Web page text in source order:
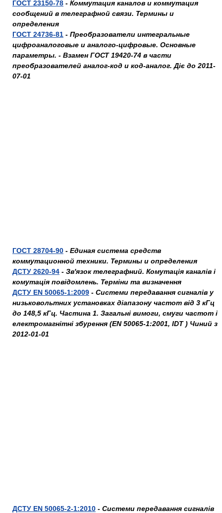
ГОСТ 23150-78 - Коммутация каналов и коммутация
сообщений в телеграфной связи. Термины и
определения
ГОСТ 24736-81 - Преобразователи интегральные
цифроаналоговые и аналого-цифровые. Основные
параметры. - Взамен ГОСТ 19420-74 в части
преобразователей аналог-код и код-аналог. Діє до 2011-
07-01
ГОСТ 28704-90 - Единая система средств
коммутационной техники. Термины и определения
ДСТУ 2620-94 - Зв'язок телеграфний. Комутація каналів і
комутація повідомлень. Терміни та визначення
ДСТУ EN 50065-1:2009 - Системи передавання сигналів у
низьковольтних установках діапазону частот від 3 кГц
до 148,5 кГц. Частина 1. Загальні вимоги, смуги частот і
електромагнітні збурення (EN 50065-1:2001, IDT ) Чиний з
2012-01-01
ДСТУ EN 50065-2-1:2010 - Системи передавання сигналів